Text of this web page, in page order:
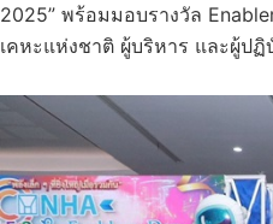
2025” พร้อมมอบรางวัล
เคหะแห่งชาติ ผู้บริหาร และผู้ปฏิ